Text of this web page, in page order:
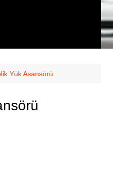
Yük Asansörü